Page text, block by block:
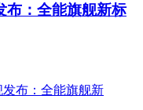
：全能旗舰新标